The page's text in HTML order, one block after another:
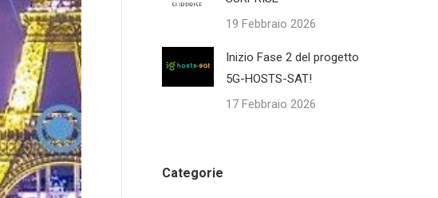
19 Febbraio 2026
Inizio Fase 2 del progetto
5G-HOSTS-SAT!
17 Febbraio 2026
Categorie